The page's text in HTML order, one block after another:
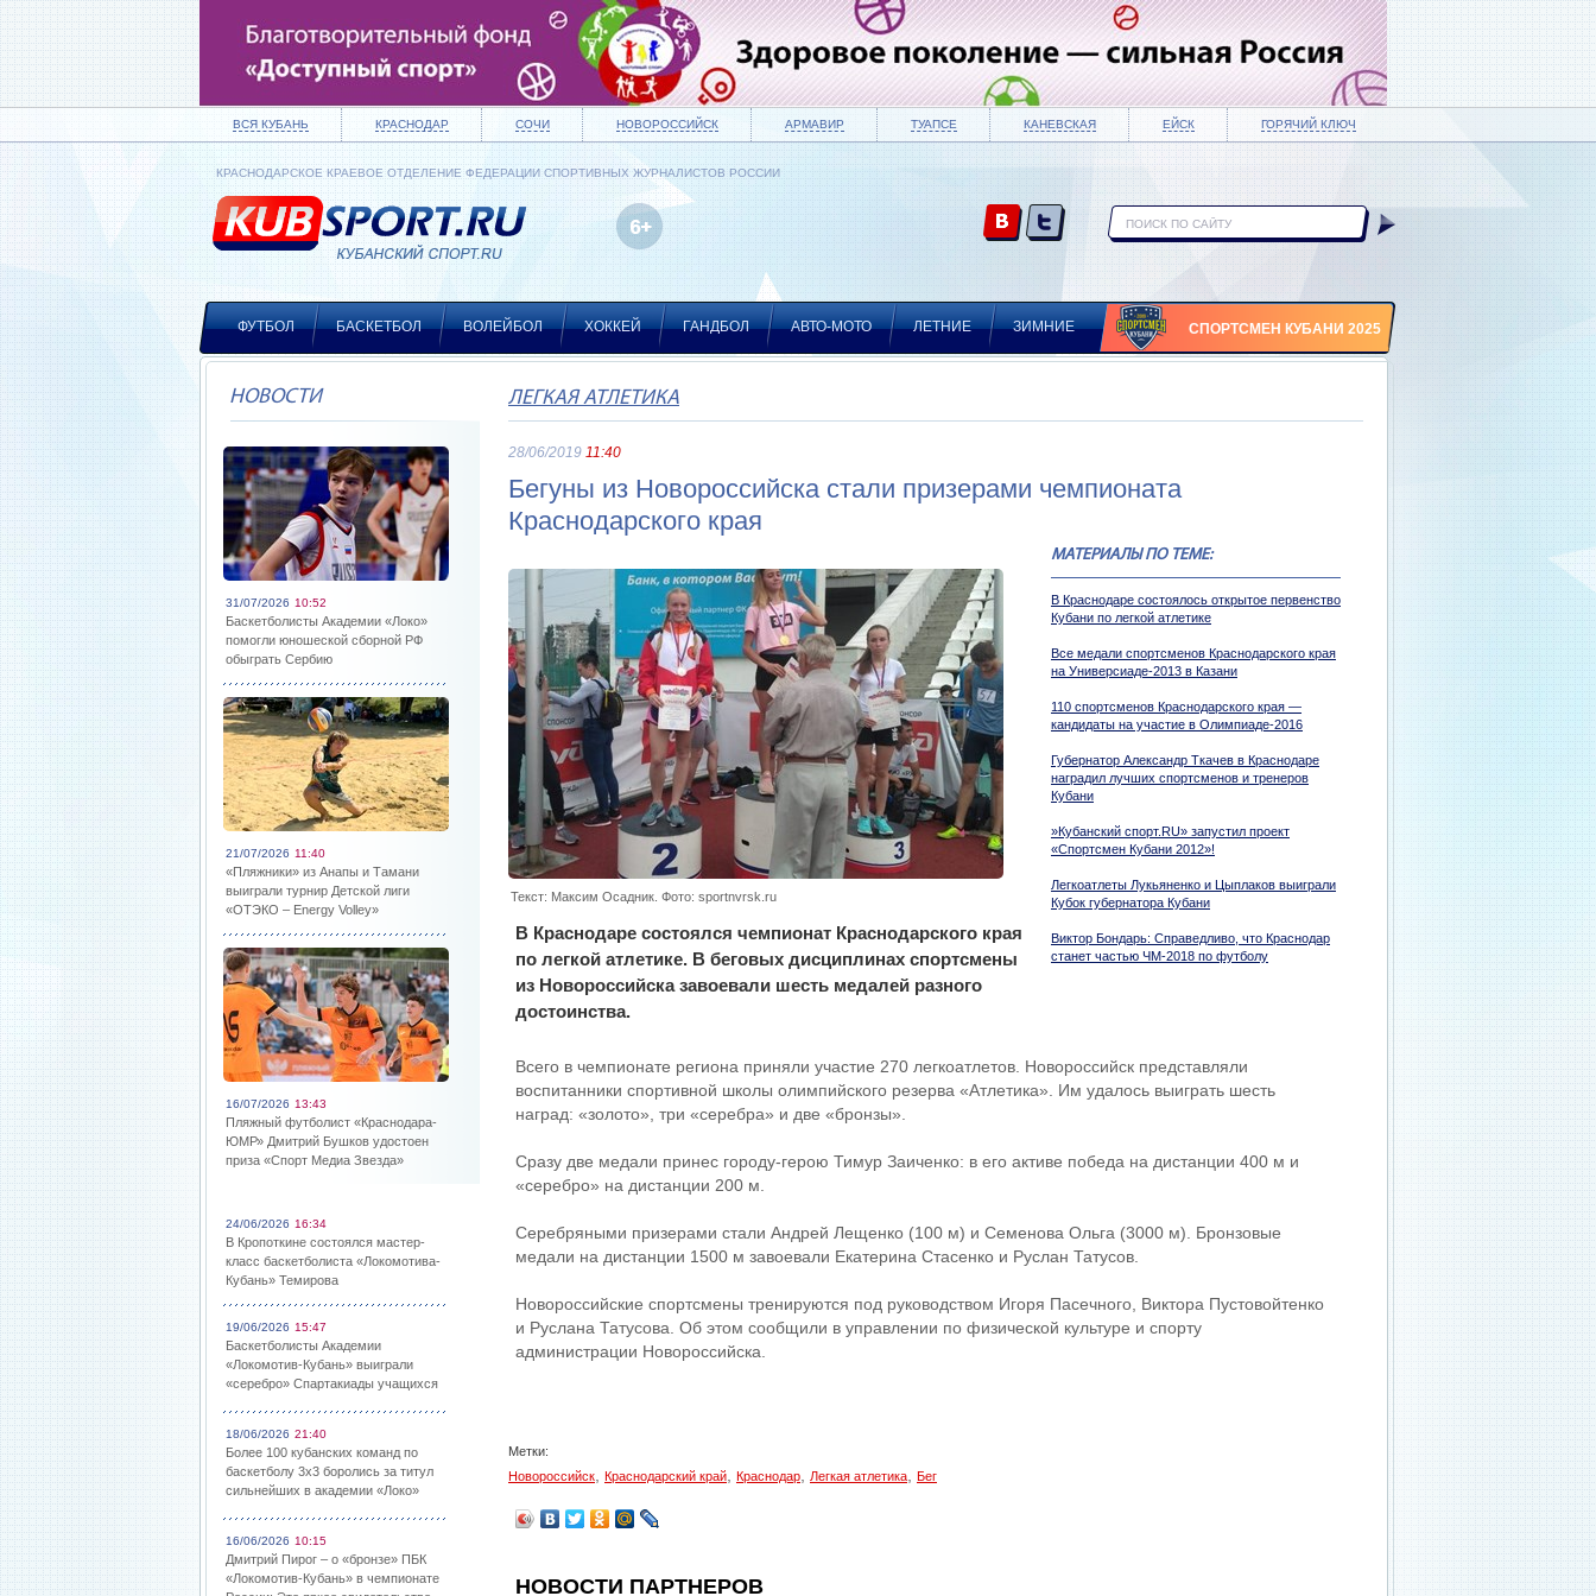
ВСЯ КУБАНЬ КРАСНОДАР СОЧИ НОВОРОССИЙСК АРМАВИР ТУАПСЕ КАНЕВСКАЯ ЕЙСК ГОРЯЧИЙ КЛЮЧ
КРАСНОДАРСКОЕ КРАЕВОЕ ОТДЕЛЕНИЕ ФЕДЕРАЦИИ СПОРТИВНЫХ ЖУРНАЛИСТОВ РОССИИ
ФУТБОЛ БАСКЕТБОЛ ВОЛЕЙБОЛ ХОККЕЙ ГАНДБОЛ АВТО-МОТО ЛЕТНИЕ ЗИМНИЕ СПОРТСМЕН КУБАНИ 2025
НОВОСТИ
31/07/2026 10:52
Баскетболисты Академии «Локо»
помогли юношеской сборной РФ
обыграть Сербию
21/07/2026 11:40
«Пляжники» из Анапы и Тамани
выиграли турнир Детской лиги
«ОТЭКО – Energy Volley»
16/07/2026 13:43
Пляжный футболист «Краснодара-
ЮМР» Дмитрий Бушков удостоен
приза «Спорт Медиа Звезда»
24/06/2026 16:34
В Кропоткине состоялся мастер-
класс баскетболиста «Локомотива-
Кубань» Темирова
19/06/2026 15:47
Баскетболисты Академии
«Локомотив-Кубань» выиграли
«серебро» Спартакиады учащихся
18/06/2026 21:40
Более 100 кубанских команд по
баскетболу 3х3 боролись за титул
сильнейших в академии «Локо»
16/06/2026 10:15
Дмитрий Пирог – о «бронзе» ПБК
«Локомотив-Кубань» в чемпионате
ЛЕГКАЯ АТЛЕТИКА
28/06/2019 11:40
Бегуны из Новороссийска стали призерами чемпионата
Краснодарского края
МАТЕРИАЛЫ ПО ТЕМЕ:
В Краснодаре состоялось открытое первенство
Кубани по легкой атлетике
Все медали спортсменов Краснодарского края
на Универсиаде-2013 в Казани
110 спортсменов Краснодарского края —
кандидаты на участие в Олимпиаде-2016
Губернатор Александр Ткачев в Краснодаре
наградил лучших спортсменов и тренеров
Кубани
»Кубанский спорт.RU» запустил проект
«Спортсмен Кубани 2012»!
Легкоатлеты Лукьяненко и Цыплаков выиграли
Кубок губернатора Кубани
Виктор Бондарь: Справедливо, что Краснодар
станет частью ЧМ-2018 по футболу
Текст: Максим Осадник. Фото: sportnvrsk.ru
В Краснодаре состоялся чемпионат Краснодарского края
по легкой атлетике. В беговых дисциплинах спортсмены
из Новороссийска завоевали шесть медалей разного
достоинства.
Всего в чемпионате региона приняли участие 270 легкоатлетов. Новороссийск представляли
воспитанники спортивной школы олимпийского резерва «Атлетика». Им удалось выиграть шесть
наград: «золото», три «серебра» и две «бронзы».
Сразу две медали принес городу-герою Тимур Заиченко: в его активе победа на дистанции 400 м и
«серебро» на дистанции 200 м.
Серебряными призерами стали Андрей Лещенко (100 м) и Семенова Ольга (3000 м). Бронзовые
медали на дистанции 1500 м завоевали Екатерина Стасенко и Руслан Татусов.
Новороссийские спортсмены тренируются под руководством Игоря Пасечного, Виктора Пустовойтенко
и Руслана Татусова. Об этом сообщили в управлении по физической культуре и спорту
администрации Новороссийска.
Метки:
Новороссийск
Краснодарский край Краснодар Легкая атлетика Бег
НОВОСТИ ПАРТНЕРОВ